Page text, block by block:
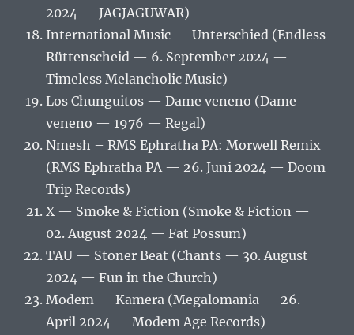
2024 — JAGJAGUWAR)
International Music — Unterschied (Endless
Rüttenscheid — 6. September 2024 —
Timeless Melancholic Music)
Los Chunguitos — Dame veneno (Dame
veneno — 1976 — Regal)
Nmesh – RMS Ephratha PA: Morwell Remix
(RMS Ephratha PA — 26. Juni 2024 — Doom
Trip Records)
X — Smoke & Fiction (Smoke & Fiction —
02. August 2024 — Fat Possum)
TAU — Stoner Beat (Chants — 30. August
2024 — Fun in the Church)
Modem — Kamera (Megalomania — 26.
April 2024 — Modem Age Records)